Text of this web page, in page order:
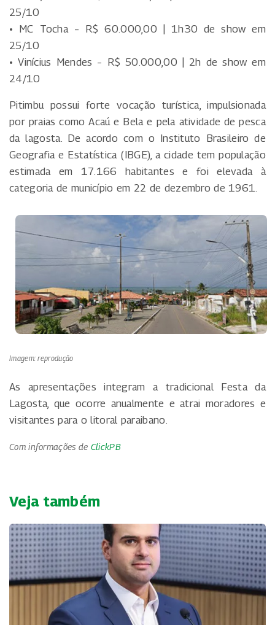
25/10
• MC Tocha – R$ 60.000,00 | 1h30 de show em
25/10
• Vinícius Mendes – R$ 50.000,00 | 2h de show em
24/10
Pitimbu possui forte vocação turística, impulsionada
por praias como Acaú e Bela e pela atividade de pesca
da lagosta. De acordo com o Instituto Brasileiro de
Geografia e Estatística (IBGE), a cidade tem população
estimada em 17.166 habitantes e foi elevada à
categoria de município em 22 de dezembro de 1961.
Imagem: reprodução
As apresentações integram a tradicional Festa da
Lagosta, que ocorre anualmente e atrai moradores e
visitantes para o litoral paraibano.
Com informações de ClickPB
Veja também